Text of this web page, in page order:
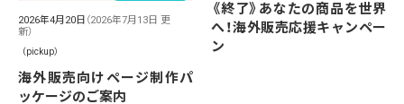
2026年4月20日 （2026年7月13日 更
新）
（pickup）
海外販売向けページ制作パ
ッケージのご案内
《終了》あなたの商品を世界
へ！海外販売応援キャンペー
ン